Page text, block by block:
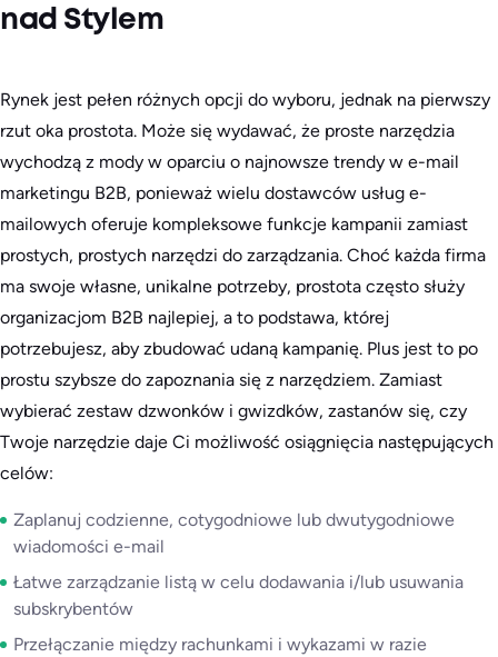
nad Stylem
Rynek jest pełen różnych opcji do wyboru, jednak na pierwszy
rzut oka prostota. Może się wydawać, że proste narzędzia
wychodzą z mody w oparciu o najnowsze trendy w e-mail
marketingu B2B, ponieważ wielu dostawców usług e-
mailowych oferuje kompleksowe funkcje kampanii zamiast
prostych, prostych narzędzi do zarządzania. Choć każda firma
ma swoje własne, unikalne potrzeby, prostota często służy
organizacjom B2B najlepiej, a to podstawa, której
potrzebujesz, aby zbudować udaną kampanię. Plus jest to po
prostu szybsze do zapoznania się z narzędziem. Zamiast
wybierać zestaw dzwonków i gwizdków, zastanów się, czy
Twoje narzędzie daje Ci możliwość osiągnięcia następujących
celów:
Zaplanuj codzienne, cotygodniowe lub dwutygodniowe
wiadomości e-mail
Łatwe zarządzanie listą w celu dodawania i/lub usuwania
subskrybentów
Przełączanie między rachunkami i wykazami w razie